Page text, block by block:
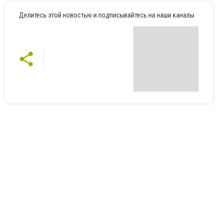
Делитесь этой новостью и подписывайтесь на наши каналы